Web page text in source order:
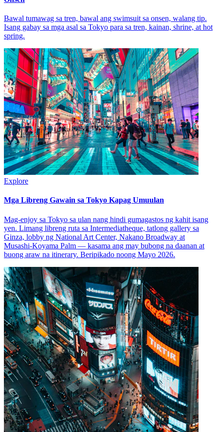
Bawal tumawag sa tren, bawal ang swimsuit sa onsen, walang tip.
Isang gabay sa mga asal sa Tokyo para sa tren, kainan, shrine, at hot
spring.
Explore
Mga Libreng Gawain sa Tokyo Kapag Umuulan
Mag-enjoy sa Tokyo sa ulan nang hindi gumagastos ng kahit isang
yen. Limang libreng ruta sa Intermediatheque, tatlong gallery sa
Ginza, lobby ng National Art Center, Nakano Broadway at
Musashi-Koyama Palm — kasama ang may bubong na daanan at
buong araw na itinerary. Beripikado noong Mayo 2026.